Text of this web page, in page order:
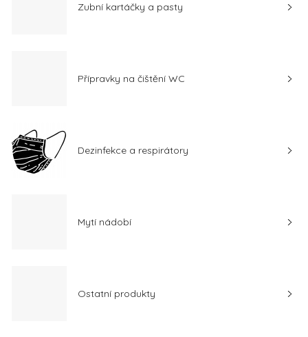
Zubní kartáčky a pasty
Přípravky na čištění WC
Dezinfekce a respirátory
Mytí nádobí
Ostatní produkty